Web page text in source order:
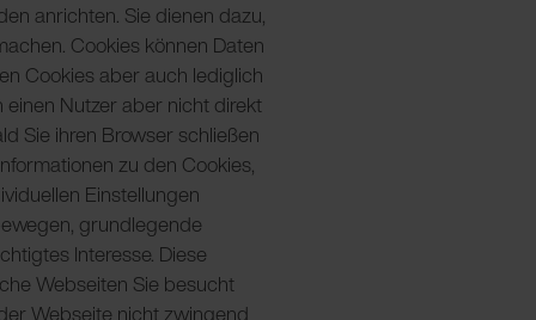
anrichten. Sie dienen dazu,
Cookies können Daten
Cookies aber auch lediglich
Nutzer aber nicht direkt
Sie ihren Browser schließen
zu den Cookies,
Einstellungen
grundlegende
Interesse. Diese
Webseiten Sie besucht
Webseite nicht zwingend